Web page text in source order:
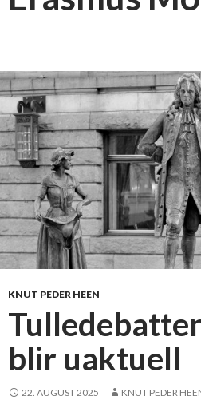
KNUT PEDER HEEN
blir uaktuell
22. AUGUST 2025 KNUT PEDER